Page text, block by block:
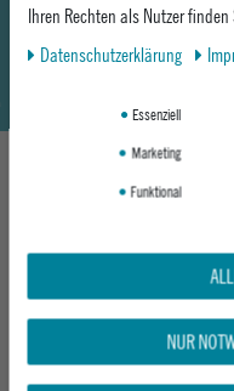
Ihren Rechten als Nutzer finden
Daten­schutz­erklärung
Essenziell
Marketing
Funktional
NUR